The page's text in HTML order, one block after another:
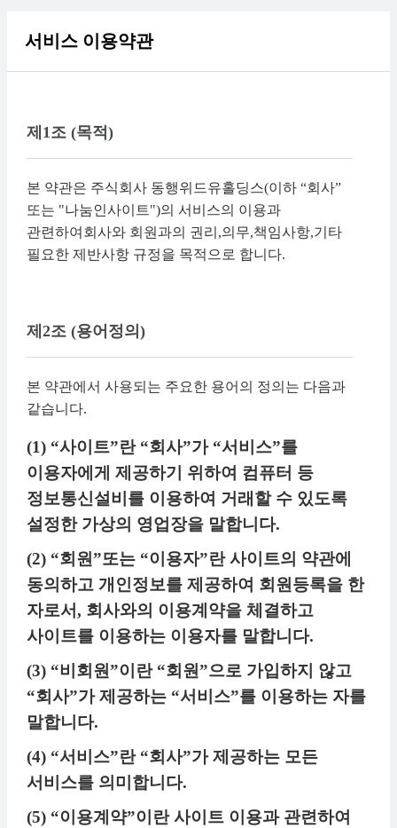
서비스 이용약관
제1조 (목적)
본 약관은 주식회사 동행위드유홀딩스(이하 “회사”
또는 "나눔인사이트")의 서비스의 이용과
관련하여회사와 회원과의 권리,의무,책임사항,기타
필요한 제반사항 규정을 목적으로 합니다.
제2조 (용어정의)
본 약관에서 사용되는 주요한 용어의 정의는 다음과
같습니다.
(1) “사이트”란 “회사”가 “서비스”를
이용자에게 제공하기 위하여 컴퓨터 등
정보통신설비를 이용하여 거래할 수 있도록
설정한 가상의 영업장을 말합니다.
(2) “회원”또는 “이용자”란 사이트의 약관에
동의하고 개인정보를 제공하여 회원등록을 한
자로서, 회사와의 이용계약을 체결하고
사이트를 이용하는 이용자를 말합니다.
(3) “비회원”이란 “회원”으로 가입하지 않고
“회사”가 제공하는 “서비스”를 이용하는 자를
말합니다.
(4) “서비스”란 “회사”가 제공하는 모든
서비스를 의미합니다.
(5) “이용계약”이란 사이트 이용과 관련하여